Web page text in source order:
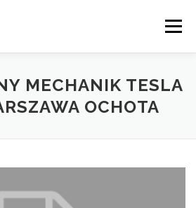
Menu
ELEKTRYK SAMOCHODOWY
MECHANIK TESLA
OCHOTA